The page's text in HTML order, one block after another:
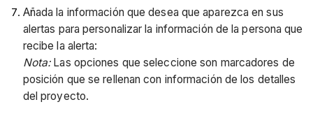
Añada la información que desea que aparezca en sus
alertas para personalizar la información de la persona que
recibe la alerta:
Nota:Las opciones que seleccione son marcadores de
posición que se rellenan con información de los detalles
del proyecto.